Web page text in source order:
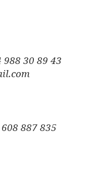
988 30 89 43
887 835